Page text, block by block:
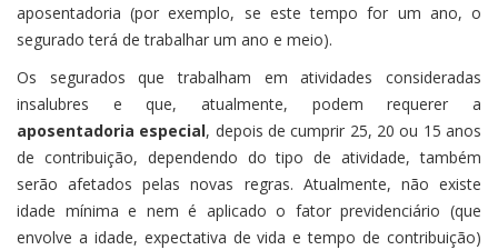
aposentadoria (por exemplo, se este tempo for um ano, o
segurado terá de trabalhar um ano e meio).
Os segurados que trabalham em atividades consideradas
insalubres e que, atualmente, podem requerer a
aposentadoria especial, depois de cumprir 25, 20 ou 15 anos
de contribuição, dependendo do tipo de atividade, também
serão afetados pelas novas regras. Atualmente, não existe
idade mínima e nem é aplicado o fator previdenciário (que
envolve a idade, expectativa de vida e tempo de contribuição)